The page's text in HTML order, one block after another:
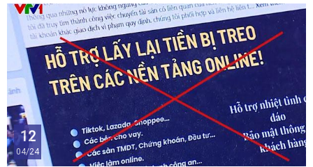
12
04/24